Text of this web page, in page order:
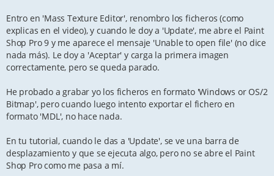
Entro en 'Mass Texture Editor', renombro los ficheros (como
explicas en el video), y cuando le doy a 'Update', me abre el Paint
Shop Pro 9 y me aparece el mensaje 'Unable to open file' (no dice
nada más). Le doy a 'Aceptar' y carga la primera imagen
correctamente, pero se queda parado.
He probado a grabar yo los ficheros en formato 'Windows or OS/2
Bitmap', pero cuando luego intento exportar el fichero en
formato 'MDL', no hace nada.
En tu tutorial, cuando le das a 'Update', se ve una barra de
desplazamiento y que se ejecuta algo, pero no se abre el Paint
Shop Pro como me pasa a mí.